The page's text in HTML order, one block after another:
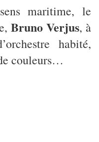
maritime, le
Bruno Verjus, à
habité,
couleurs…